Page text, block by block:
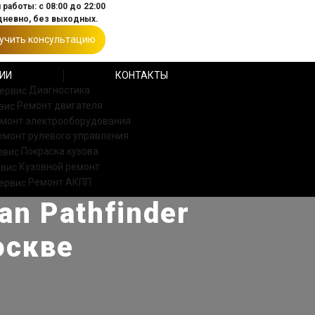
с 08:00 до 22:00
без выходных.
консультацию
КОНТАКТЫ
Диагностика
Ремонт двигателя
электрооборудования
рулевого управления
Покраска кузова
Кузовной ремонт
Ремонт АКПП
Pathfinder